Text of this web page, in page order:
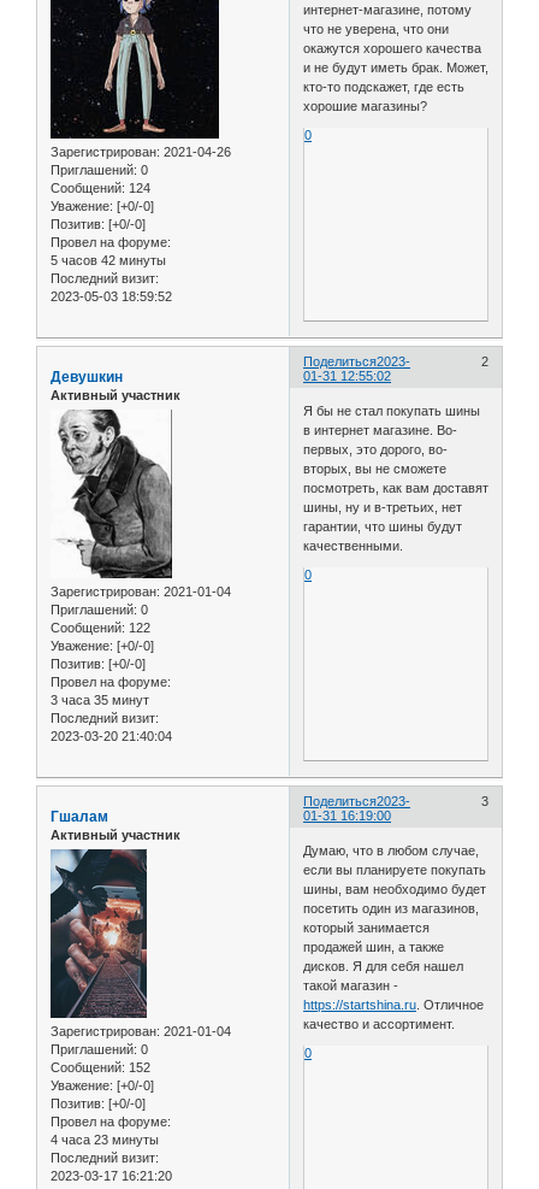
Зарегистрирован: 2021-04-26
Приглашений: 0
Сообщений: 124
Уважение: [+0/-0]
Позитив: [+0/-0]
Провел на форуме:
5 часов 42 минуты
Последний визит:
2023-05-03 18:59:52
интернет-магазине, потому
что не уверена, что они
окажутся хорошего качества
и не будут иметь брак. Может,
кто-то подскажет, где есть
хорошие магазины?
0
Поделиться 2
2023-
01-31 12:55:02
Девушкин
Активный участник
Зарегистрирован: 2021-01-04
Приглашений: 0
Сообщений: 122
Уважение: [+0/-0]
Позитив: [+0/-0]
Провел на форуме:
3 часа 35 минут
Последний визит:
2023-03-20 21:40:04
Я бы не стал покупать шины
в интернет магазине. Во-
первых, это дорого, во-
вторых, вы не сможете
посмотреть, как вам доставят
шины, ну и в-третьих, нет
гарантии, что шины будут
качественными.
0
Поделиться 3
2023-
01-31 16:19:00
Гшалам
Активный участник
Зарегистрирован: 2021-01-04
Приглашений: 0
Сообщений: 152
Уважение: [+0/-0]
Позитив: [+0/-0]
Провел на форуме:
4 часа 23 минуты
Последний визит:
2023-03-17 16:21:20
Думаю, что в любом случае,
если вы планируете покупать
шины, вам необходимо будет
посетить один из магазинов,
который занимается
продажей шин, а также
дисков. Я для себя нашел
такой магазин -
https://startshina.ru. Отличное
качество и ассортимент.
0